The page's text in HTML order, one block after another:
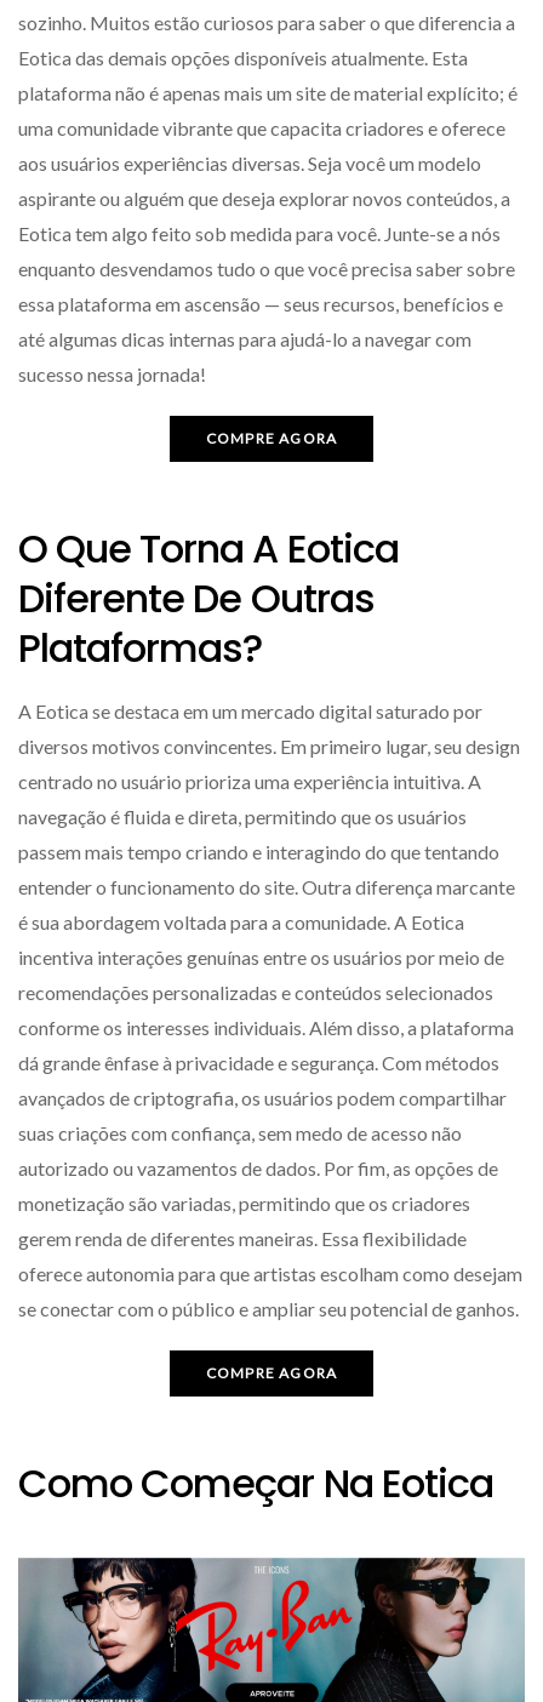
sozinho. Muitos estão curiosos para saber o que diferencia a
Eotica das demais opções disponíveis atualmente. Esta
plataforma não é apenas mais um site de material explícito; é
uma comunidade vibrante que capacita criadores e oferece
aos usuários experiências diversas. Seja você um modelo
aspirante ou alguém que deseja explorar novos conteúdos, a
Eotica tem algo feito sob medida para você. Junte-se a nós
enquanto desvendamos tudo o que você precisa saber sobre
essa plataforma em ascensão — seus recursos, benefícios e
até algumas dicas internas para ajudá-lo a navegar com
sucesso nessa jornada!
COMPRE AGORA
O Que Torna A Eotica
Diferente De Outras
Plataformas?
A Eotica se destaca em um mercado digital saturado por
diversos motivos convincentes. Em primeiro lugar, seu design
centrado no usuário prioriza uma experiência intuitiva. A
navegação é fluida e direta, permitindo que os usuários
passem mais tempo criando e interagindo do que tentando
entender o funcionamento do site. Outra diferença marcante
é sua abordagem voltada para a comunidade. A Eotica
incentiva interações genuínas entre os usuários por meio de
recomendações personalizadas e conteúdos selecionados
conforme os interesses individuais. Além disso, a plataforma
dá grande ênfase à privacidade e segurança. Com métodos
avançados de criptografia, os usuários podem compartilhar
suas criações com confiança, sem medo de acesso não
autorizado ou vazamentos de dados. Por fim, as opções de
monetização são variadas, permitindo que os criadores
gerem renda de diferentes maneiras. Essa flexibilidade
oferece autonomia para que artistas escolham como desejam
se conectar com o público e ampliar seu potencial de ganhos.
COMPRE AGORA
Como Começar Na Eotica